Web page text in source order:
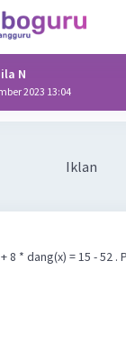
N
2023 13:04
Iklan
8 * dang(x) = 15 - 52